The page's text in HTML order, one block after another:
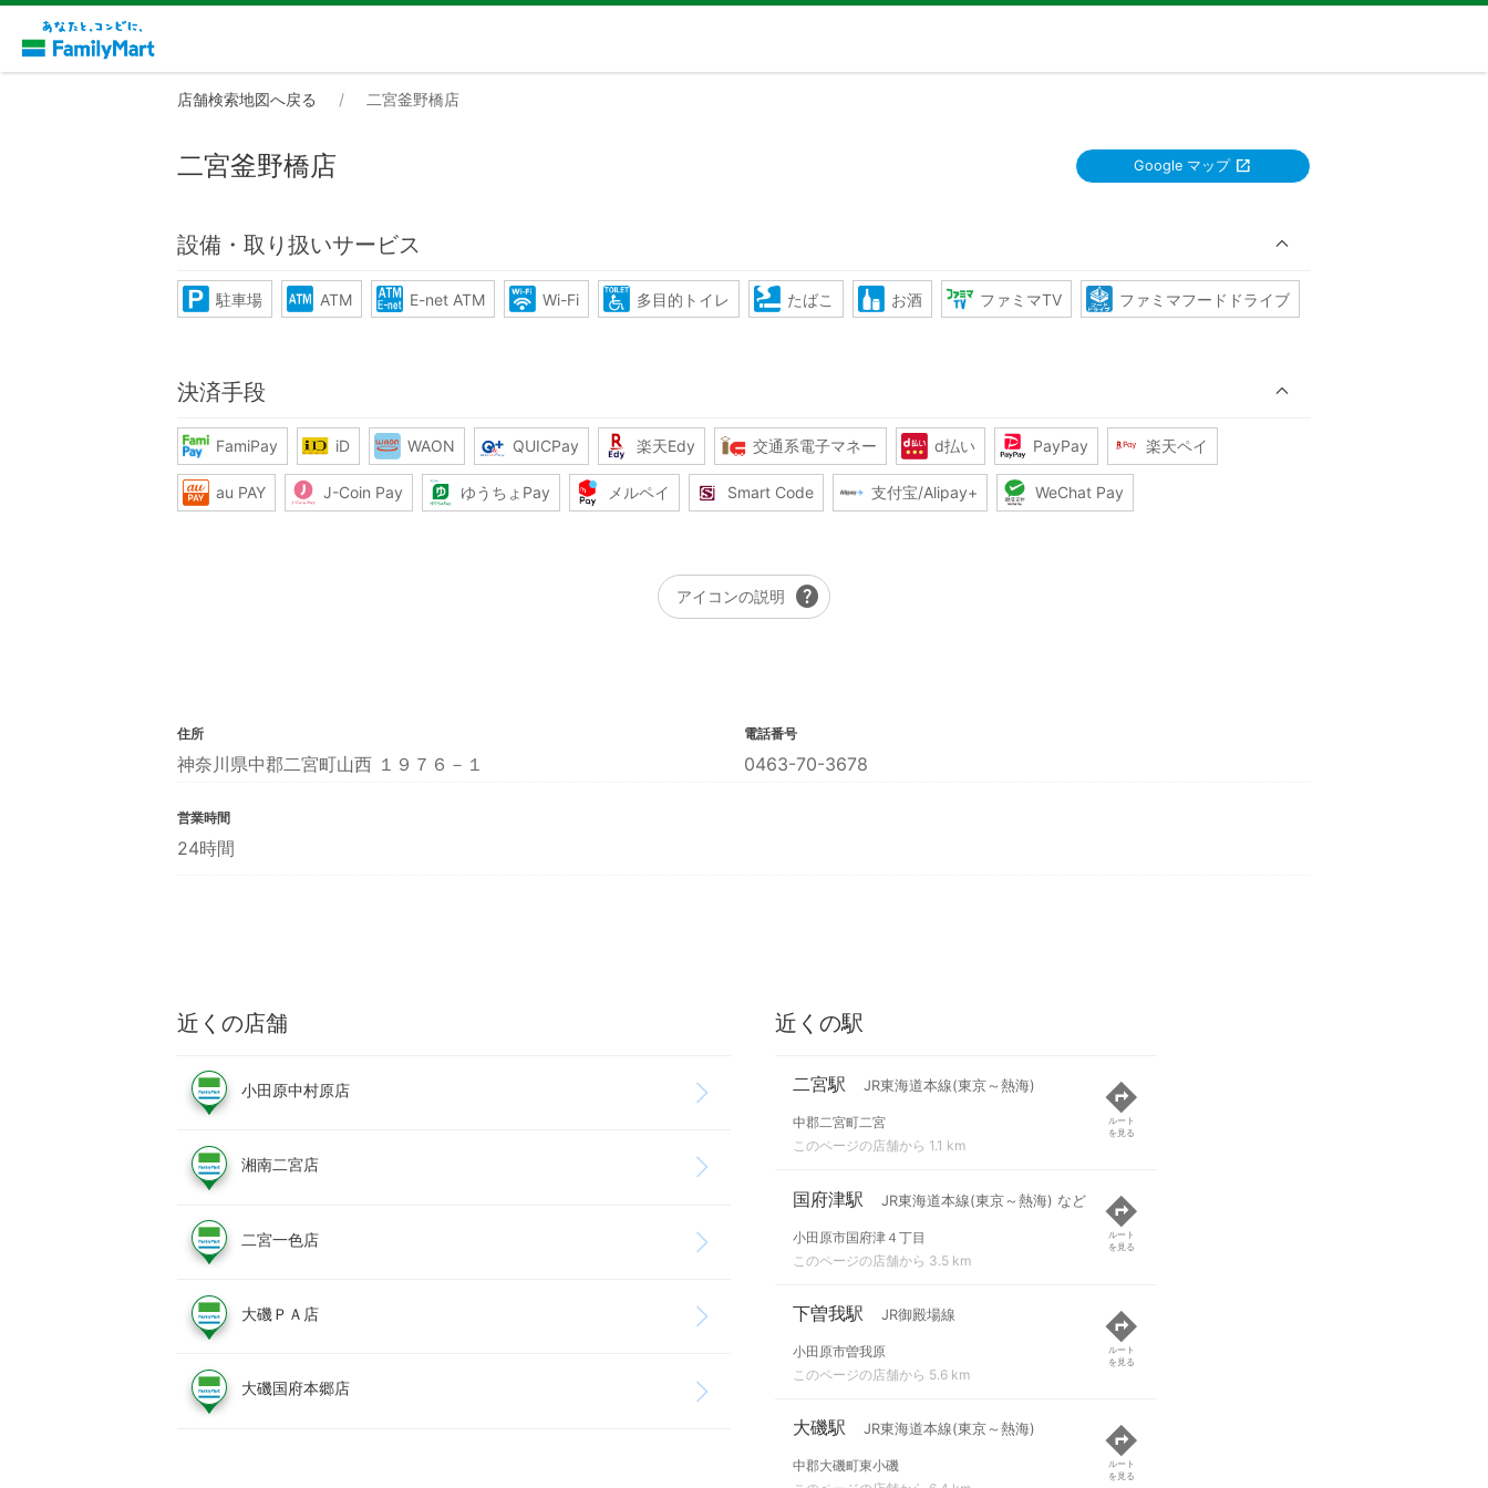
店舗検索地図へ戻る 二宮釜野橋店
二宮釜野橋店 Google マップ
設備・取り扱いサービス
駐車場 ATM E-net ATM Wi-Fi 多目的トイレ たばこ お酒 ファミマTV ファミマフードドライブ
決済手段
FamiPay iD WAON QUICPay 楽天Edy 交通系電子マネー d払い PayPay 楽天ペイ
au PAY J-Coin Pay ゆうちょPay メルペイ Smart Code 支付宝/Alipay+ WeChat Pay
アイコンの説明 help
住所
神奈川県中郡二宮町山西 １９７６－１
電話番号
0463-70-3678
営業時間
24時間
近くの店舗
小田原中村原店
湘南二宮店
二宮一色店
大磯ＰＡ店
大磯国府本郷店
近くの駅
二宮駅 JR東海道本線(東京～熱海)
中郡二宮町二宮
このページの店舗から 1.1 km
ルート
を見る
国府津駅 JR東海道本線(東京～熱海) など
小田原市国府津４丁目
このページの店舗から 3.5 km
ルート
を見る
下曽我駅 JR御殿場線
小田原市曽我原
このページの店舗から 5.6 km
ルート
を見る
大磯駅 JR東海道本線(東京～熱海)
中郡大磯町東小磯
ルート
を見る